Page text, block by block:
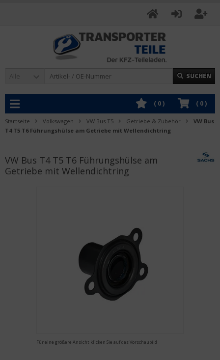
Alle SUCHEN
( 0)
( 0)
Startseite Volkswagen VW Bus T5 Getriebe & Zubehör
VW Bus
T4 T5 T6 Führungshülse am Getriebe mit Wellendichtring
VW Bus T4 T5 T6 Führungshülse am
Getriebe mit Wellendichtring
Für eine größere Ansicht klicken Sie auf das Vorschaubild